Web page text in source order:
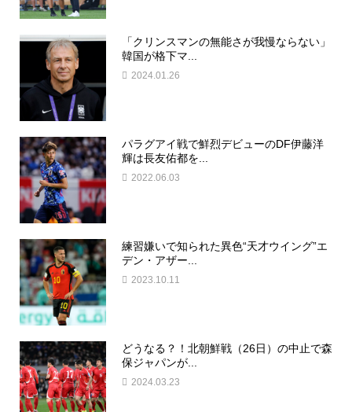
「クリンスマンの無能さが我慢ならない」
韓国が格下マ...
2024.01.26
パラグアイ戦で鮮烈デビューのDF伊藤洋
輝は長友佑都を...
2022.06.03
練習嫌いで知られた異色“天才ウイング”エ
デン・アザー...
2023.10.11
どうなる？！北朝鮮戦（26日）の中止で森
保ジャパンが...
2024.03.23